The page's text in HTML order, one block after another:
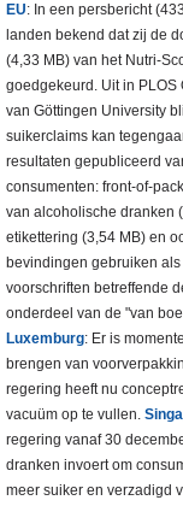
EU: In een persbericht
landen bekend dat zij de
(4,33 MB) van het Nutri-
goedgekeurd. Uit in
van Göttingen University
suikerclaims kan
resultaten gepubliceerd
consumenten: front-of-
van alcoholische dranken
etikettering (3,54 MB) en
bevindingen gebruiken
voorschriften betreffende
onderdeel van de "van
Luxemburg: Er is
brengen van
regering heeft nu
vacuüm op te vullen.
regering vanaf 30
dranken invoert om
meer suiker en verzadigd